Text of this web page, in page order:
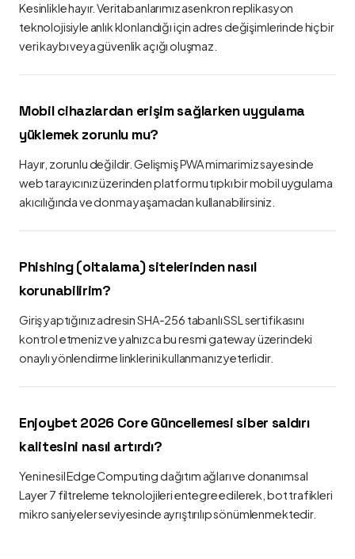
Kesinlikle hayır. Veritabanlarımız asenkron replikasyon
teknolojisiyle anlık klonlandığı için adres değişimlerinde hiçbir
veri kaybı veya güvenlik açığı oluşmaz.
Mobil cihazlardan erişim sağlarken uygulama
yüklemek zorunlu mu?
Hayır, zorunlu değildir. Gelişmiş PWA mimarimiz sayesinde
web tarayıcınız üzerinden platformu tıpkı bir mobil uygulama
akıcılığında ve donma yaşamadan kullanabilirsiniz.
Phishing (oltalama) sitelerinden nasıl
korunabilirim?
Giriş yaptığınız adresin SHA-256 tabanlı SSL sertifikasını
kontrol etmeniz ve yalnızca bu resmi gateway üzerindeki
onaylı yönlendirme linklerini kullanmanız yeterlidir.
Enjoybet 2026 Core Güncellemesi siber saldırı
kalitesini nasıl artırdı?
Yeni nesil Edge Computing dağıtım ağları ve donanımsal
Layer 7 filtreleme teknolojileri entegre edilerek, bot trafikleri
mikro saniyeler seviyesinde ayrıştırılıp sönümlenmektedir.